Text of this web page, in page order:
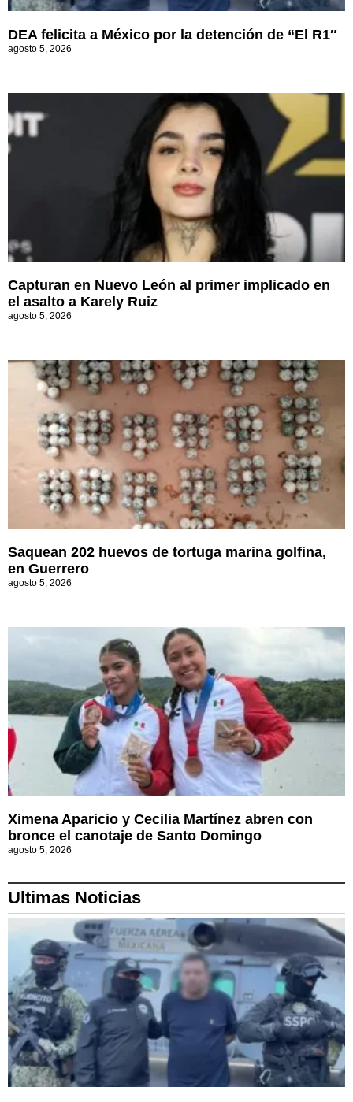
DEA felicita a México por la detención de “El R1″
agosto 5, 2026
Capturan en Nuevo León al primer implicado en
el asalto a Karely Ruiz
agosto 5, 2026
Saquean 202 huevos de tortuga marina golfina,
en Guerrero
agosto 5, 2026
Ximena Aparicio y Cecilia Martínez abren con
bronce el canotaje de Santo Domingo
agosto 5, 2026
Ultimas Noticias